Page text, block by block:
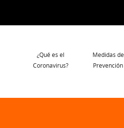
Navegación
principal
¿Qué es el
Coronavirus?
Medidas de
Prevención